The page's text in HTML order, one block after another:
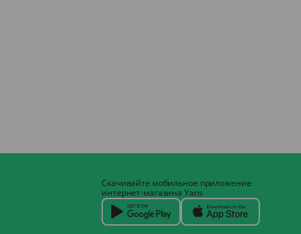
Скачивайте мобильное приложение
интернет-магазина Yans